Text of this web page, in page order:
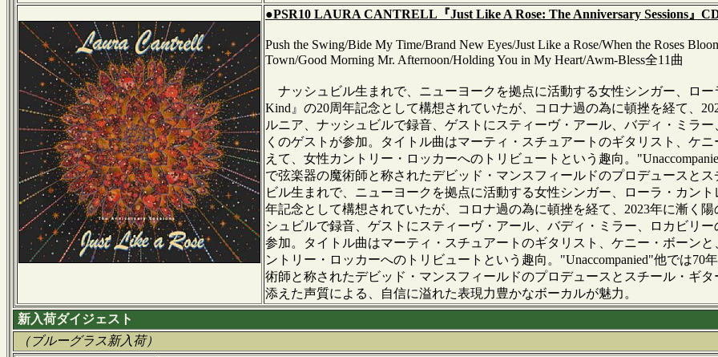
●PSR10 LAURA CANTRELL『Just Like A Rose: The Anniversary Sessions』
Push the Swing/Bide My Time/Brand New Eyes/Just Like a Rose/When the Roses
Town/Good Morning Mr. Afternoon/Holding You in My Heart/Awm-Bless全11曲
ナッシュビル生まれで、ニューヨークを拠点に活動する女性シンガー、ロー
Kind』の20周年記念として構想されていたが、コロナ過の為に頓挫を経て、
ルニア、ナッシュビルで録音、ゲストにスティーヴ・アール、バディ・ミラ
くのゲストが参加。タイトル曲はマーティ・スチュアートのギタリスト、ケ
えて、女性カントリー・ロッカーへのトリビュートという趣向。
で弦楽器の魔術師と称されたデビッド・マンスフィールドのプロデュースと
ビル生まれで、ニューヨークを拠点に活動する女性シンガー、ローラ・カント
年記念として構想されていたが、コロナ過の為に頓挫を経て、2023年に漸く
シュビルで録音、ゲストにスティーヴ・アール、バディ・ミラー、ロカビリ
参加。タイトル曲はマーティ・スチュアートのギタリスト、ケニー・ボーン
ントリー・ロッカーへのトリビュートという趣向。"Unaccompanied"他では
術師と称されたデビッド・マンスフィールドのプロデュースとスチール・ギ
添えた声質による、自信に溢れた表現力豊かなボーカルが魅力。
新入荷ダイジェスト
（ブルーグラス新入荷）